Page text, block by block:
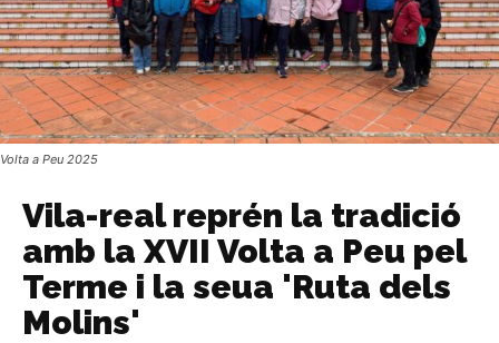
Volta a Peu 2025
Vila-real reprén la tradició
amb la XVII Volta a Peu pel
Terme i la seua 'Ruta dels
Molins'